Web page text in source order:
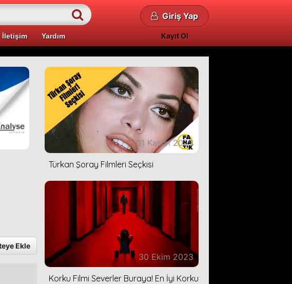
İletişim Yardım
Giriş Yap
Kayıt Ol
Ekle
01 Kasım 2023
Türkan Şoray Filmleri Seçkisi
30 Ekim 2023
Korku Filmi Severler Buraya! En İyi Korku